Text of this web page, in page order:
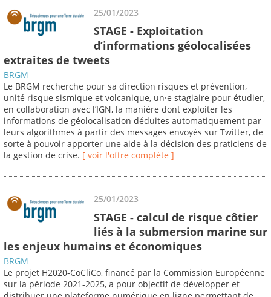
25/01/2023
STAGE - Exploitation
d’informations géolocalisées
extraites de tweets
BRGM
Le BRGM recherche pour sa direction risques et prévention,
unité risque sismique et volcanique, un·e stagiaire pour étudier,
en collaboration avec l’IGN, la manière dont exploiter les
informations de géolocalisation déduites automatiquement par
leurs algorithmes à partir des messages envoyés sur Twitter, de
sorte à pouvoir apporter une aide à la décision des praticiens de
la gestion de crise. [ voir l'offre complète ]
25/01/2023
STAGE - calcul de risque côtier
liés à la submersion marine sur
les enjeux humains et économiques
BRGM
Le projet H2020-CoCliCo, financé par la Commission Européenne
sur la période 2021-2025, a pour objectif de développer et